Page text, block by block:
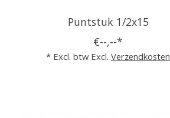
Puntstuk 1/2x15
€--,--*
* Excl. btw Excl.Verzendkosten